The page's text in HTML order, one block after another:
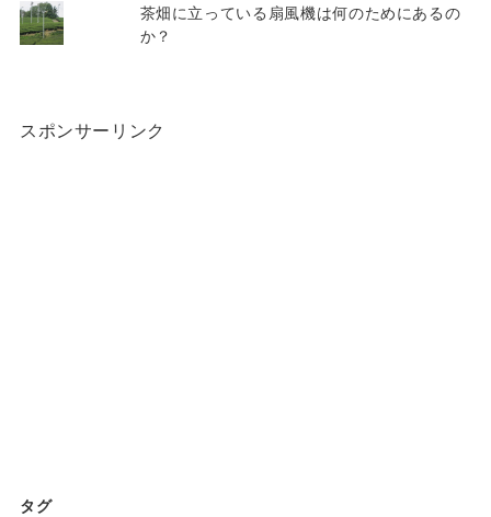
茶畑に立っている扇風機は何のためにあるの
か？
スポンサーリンク
タグ